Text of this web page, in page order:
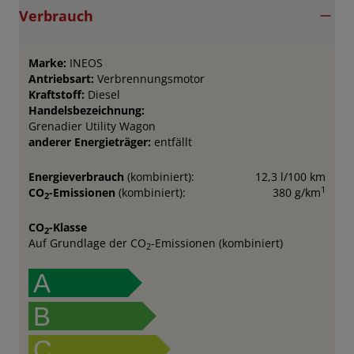
Verbrauch
Marke: INEOS
Antriebsart: Verbrennungsmotor
Kraftstoff: Diesel
Handelsbezeichnung:
Grenadier Utility Wagon
anderer Energieträger: entfällt
Energieverbrauch (kombiniert):
12,3 l/100 km
CO2-Emissionen (kombiniert): 380 g/km1
CO2-Klasse
Auf Grundlage der CO2-Emissionen (kombiniert)
A
B